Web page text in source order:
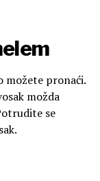
možete pronaći.
možda
se